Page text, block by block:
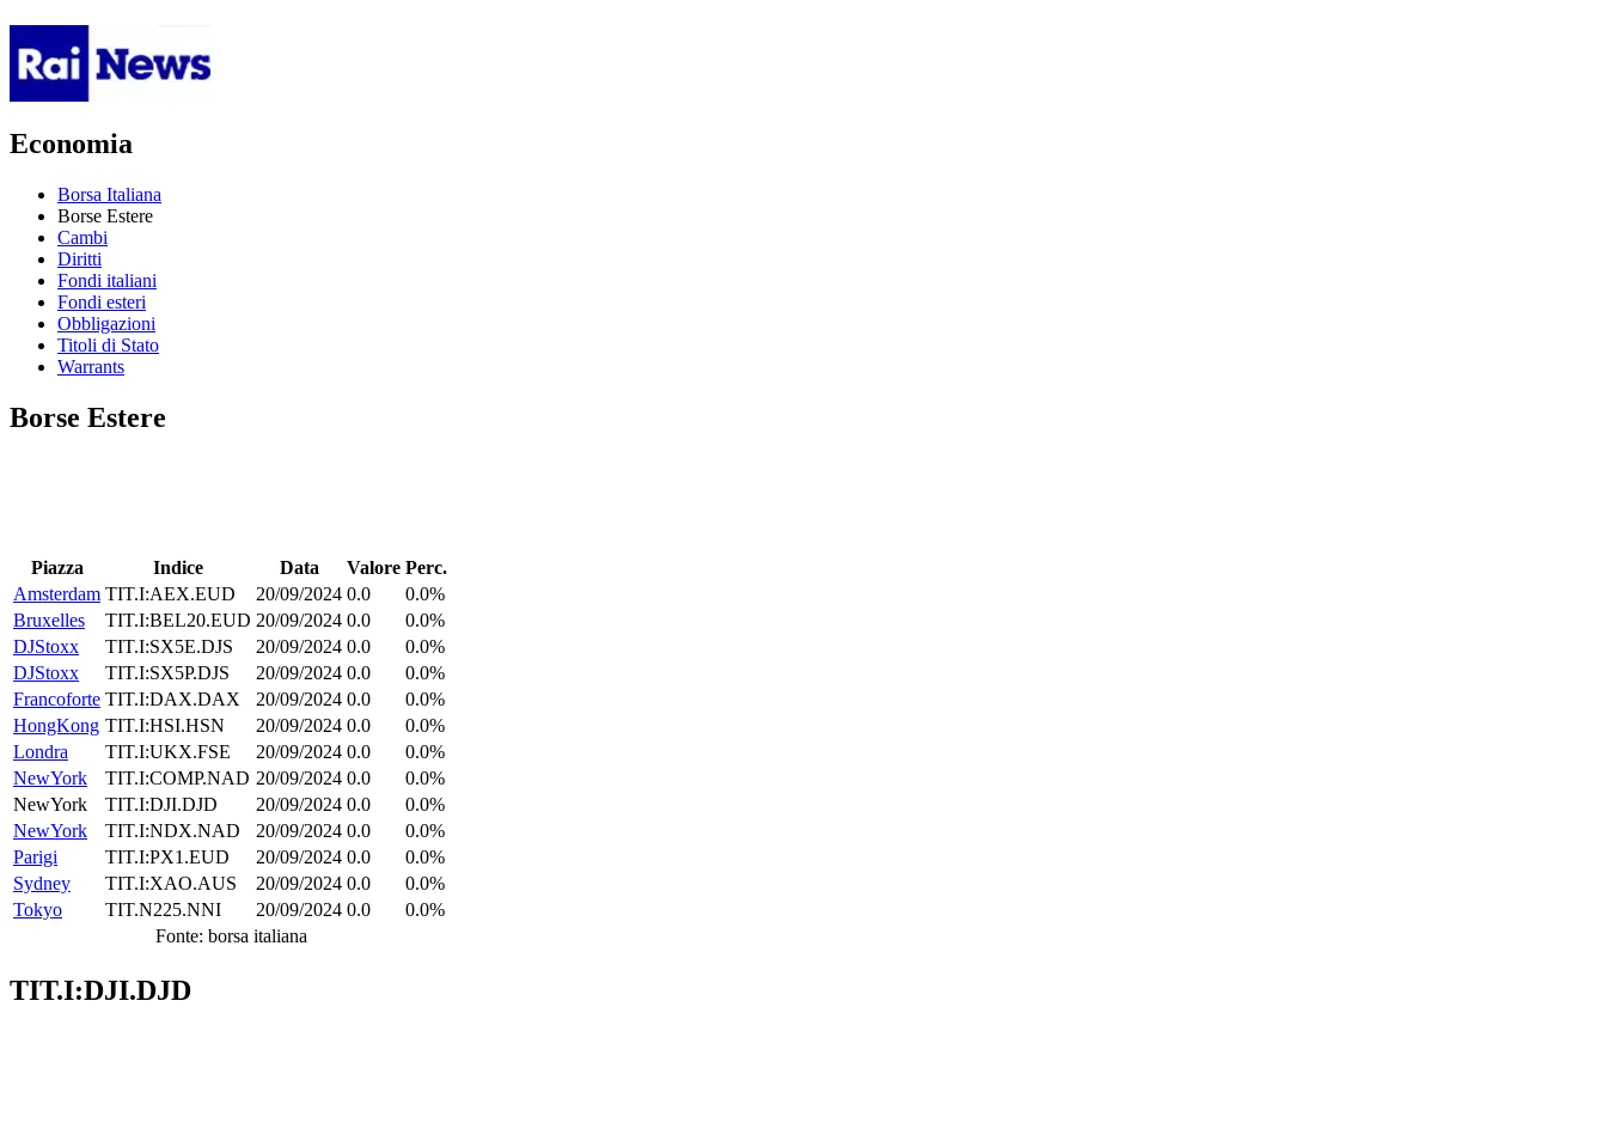
Economia
Borsa Italiana
Borse Estere
Cambi
Diritti
Fondi italiani
Fondi esteri
Obbligazioni
Titoli di Stato
Warrants
Borse Estere
Piazza Indice Data Valore Perc.
Amsterdam TIT.I:AEX.EUD 20/09/2024 0.0
0.0%
Bruxelles
TIT.I:BEL20.EUD 20/09/2024 0.0
0.0%
DJStoxx
TIT.I:SX5E.DJS 20/09/2024 0.0
0.0%
DJStoxx
TIT.I:SX5P.DJS 20/09/2024 0.0
0.0%
Francoforte TIT.I:DAX.DAX 20/09/2024 0.0
0.0%
HongKong TIT.I:HSI.HSN 20/09/2024 0.0
0.0%
Londra
TIT.I:UKX.FSE 20/09/2024 0.0
0.0%
NewYork
TIT.I:COMP.NAD 20/09/2024 0.0
0.0%
NewYork
TIT.I:DJI.DJD 20/09/2024 0.0
0.0%
NewYork
TIT.I:NDX.NAD 20/09/2024 0.0
0.0%
Parigi
TIT.I:PX1.EUD 20/09/2024 0.0
0.0%
Sydney
TIT.I:XAO.AUS 20/09/2024 0.0
0.0%
Tokyo
TIT.N225.NNI 20/09/2024 0.0
0.0%
Fonte: borsa italiana
TIT.I:DJI.DJD